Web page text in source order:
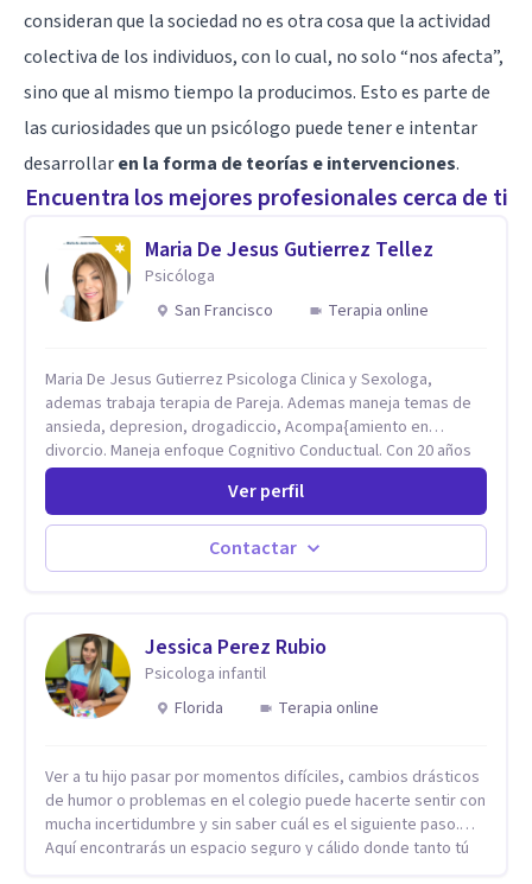
consideran que la sociedad no es otra cosa que la actividad
colectiva de los individuos, con lo cual, no solo “nos afecta”,
sino que al mismo tiempo la producimos. Esto es parte de
las curiosidades que un psicólogo puede tener e intentar
desarrollaren la forma de teorías e intervenciones.
Encuentra los mejores profesionales cerca de ti
Maria De Jesus Gutierrez Tellez
Psicóloga
San Francisco
Terapia online
Maria De Jesus Gutierrez Psicologa Clinica y Sexologa,
ademas trabaja terapia de Pareja. Ademas maneja temas de
ansieda, depresion, drogadiccio, Acompa{amiento en
divorcio. Maneja enfoque Cognitivo Conductual. Con 20 años
de experiencia, constantemente capacitandose en las
diferntes areas de la Salud Mental.
Ver perfil
Contactar
Jessica Perez Rubio
Psicologa infantil
Florida
Terapia online
Ver a tu hijo pasar por momentos difíciles, cambios drásticos
de humor o problemas en el colegio puede hacerte sentir con
mucha incertidumbre y sin saber cuál es el siguiente paso.
Aquí encontrarás un espacio seguro y cálido donde tanto tú